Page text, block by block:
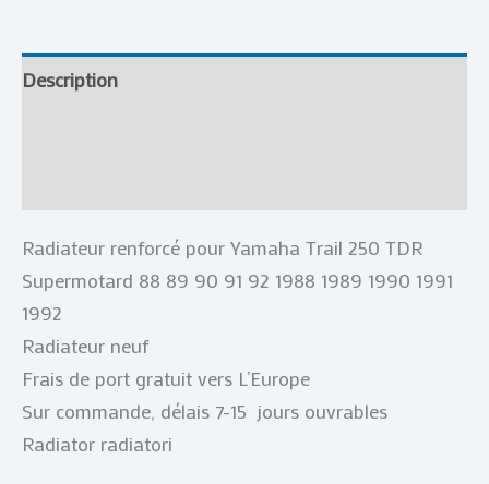
Description
Radiateur renforcé pour Yamaha Trail 250 TDR
Supermotard 88 89 90 91 92 1988 1989 1990 1991
1992
Radiateur neuf
Frais de port gratuit vers L’Europe
Sur commande, délais 7-15 jours ouvrables
Radiator radiatori